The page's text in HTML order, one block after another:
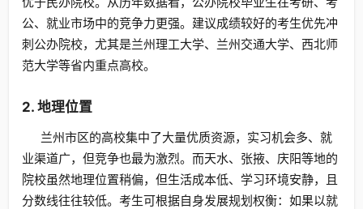
公、就业市场中的竞争力更强。建议成绩较好的考生优先冲
刺公办院校，尤其是兰州理工大学、兰州交通大学、西北师
范大学等省内重点高校。
2. 地理位置
兰州市区的高校集中了大量优质资源，实习机会多、就
业渠道广，但竞争也最为激烈。而天水、张掖、庆阳等地的
院校虽然地理位置稍偏，但生活成本低、学习环境安静，且
分数线往往较低。考生可根据自身发展规划权衡：如果以就